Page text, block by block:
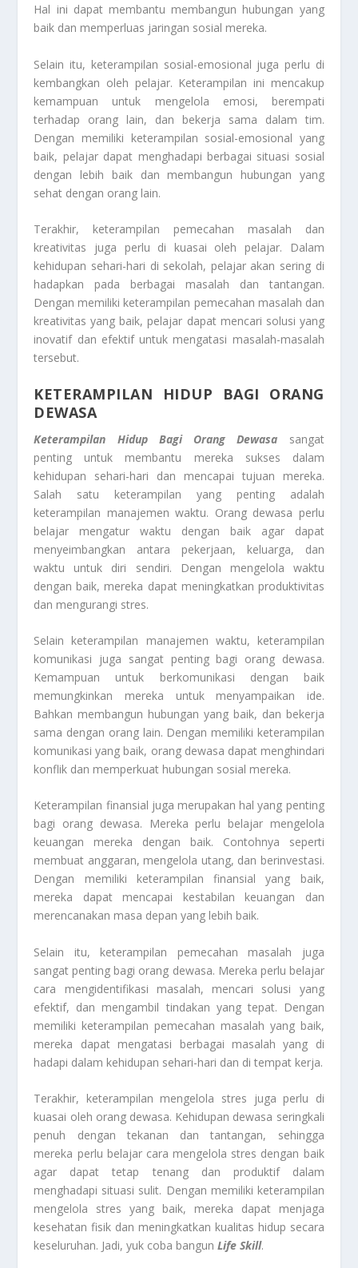
Hal ini dapat membantu membangun hubungan yang
baik dan memperluas jaringan sosial mereka.
Selain itu, keterampilan sosial-emosional juga perlu di
kembangkan oleh pelajar. Keterampilan ini mencakup
kemampuan untuk mengelola emosi, berempati
terhadap orang lain, dan bekerja sama dalam tim.
Dengan memiliki keterampilan sosial-emosional yang
baik, pelajar dapat menghadapi berbagai situasi sosial
dengan lebih baik dan membangun hubungan yang
sehat dengan orang lain.
Terakhir, keterampilan pemecahan masalah dan
kreativitas juga perlu di kuasai oleh pelajar. Dalam
kehidupan sehari-hari di sekolah, pelajar akan sering di
hadapkan pada berbagai masalah dan tantangan.
Dengan memiliki keterampilan pemecahan masalah dan
kreativitas yang baik, pelajar dapat mencari solusi yang
inovatif dan efektif untuk mengatasi masalah-masalah
tersebut.
KETERAMPILAN HIDUP BAGI ORANG
DEWASA
Keterampilan Hidup Bagi Orang Dewasa sangat
penting untuk membantu mereka sukses dalam
kehidupan sehari-hari dan mencapai tujuan mereka.
Salah satu keterampilan yang penting adalah
keterampilan manajemen waktu. Orang dewasa perlu
belajar mengatur waktu dengan baik agar dapat
menyeimbangkan antara pekerjaan, keluarga, dan
waktu untuk diri sendiri. Dengan mengelola waktu
dengan baik, mereka dapat meningkatkan produktivitas
dan mengurangi stres.
Selain keterampilan manajemen waktu, keterampilan
komunikasi juga sangat penting bagi orang dewasa.
Kemampuan untuk berkomunikasi dengan baik
memungkinkan mereka untuk menyampaikan ide.
Bahkan membangun hubungan yang baik, dan bekerja
sama dengan orang lain. Dengan memiliki keterampilan
komunikasi yang baik, orang dewasa dapat menghindari
konflik dan memperkuat hubungan sosial mereka.
Keterampilan finansial juga merupakan hal yang penting
bagi orang dewasa. Mereka perlu belajar mengelola
keuangan mereka dengan baik. Contohnya seperti
membuat anggaran, mengelola utang, dan berinvestasi.
Dengan memiliki keterampilan finansial yang baik,
mereka dapat mencapai kestabilan keuangan dan
merencanakan masa depan yang lebih baik.
Selain itu, keterampilan pemecahan masalah juga
sangat penting bagi orang dewasa. Mereka perlu belajar
cara mengidentifikasi masalah, mencari solusi yang
efektif, dan mengambil tindakan yang tepat. Dengan
memiliki keterampilan pemecahan masalah yang baik,
mereka dapat mengatasi berbagai masalah yang di
hadapi dalam kehidupan sehari-hari dan di tempat kerja.
Terakhir, keterampilan mengelola stres juga perlu di
kuasai oleh orang dewasa. Kehidupan dewasa seringkali
penuh dengan tekanan dan tantangan, sehingga
mereka perlu belajar cara mengelola stres dengan baik
agar dapat tetap tenang dan produktif dalam
menghadapi situasi sulit. Dengan memiliki keterampilan
mengelola stres yang baik, mereka dapat menjaga
kesehatan fisik dan meningkatkan kualitas hidup secara
keseluruhan. Jadi, yuk coba bangunLife Skill.